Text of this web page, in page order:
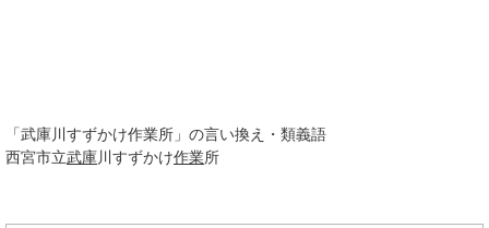
「武庫川すずかけ作業所 」の言い換え・類義語
西宮市立武庫川すずかけ作業所